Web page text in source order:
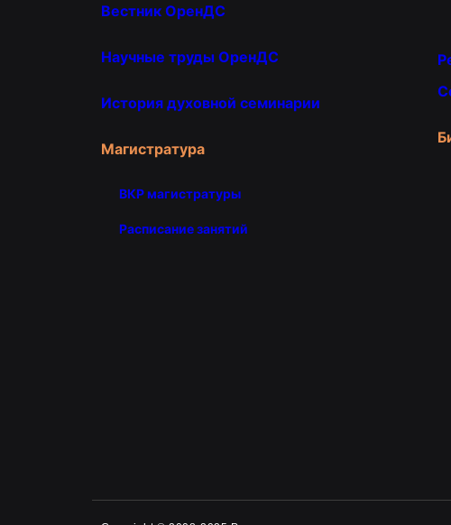
Вестник ОренДС
Научные труды ОренДС
История духовной семинарии
Магистратура
ВКР магистратуры
Расписание занятий